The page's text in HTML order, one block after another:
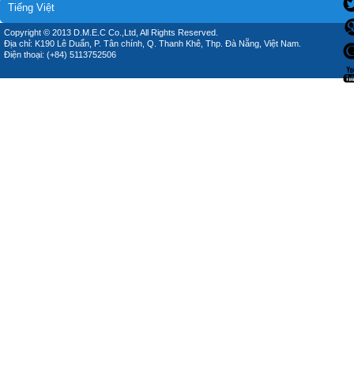
Tiếng Việt
Copyright © 2013 D.M.E.C Co.,Ltd, All Rights Reserved.
Địa chỉ: K190 Lê Duẩn, P. Tân chính, Q. Thanh Khê, Thp. Đà Nẵng, Việt Nam.
Điện thoại: (+84) 5113752506